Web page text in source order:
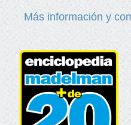
Más información y